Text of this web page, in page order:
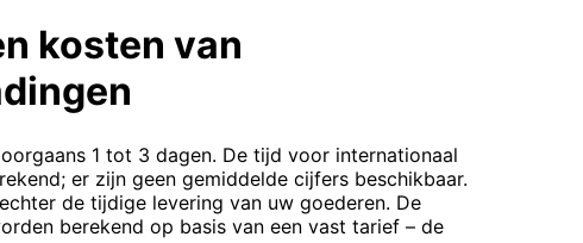
kosten van
1 tot 3 dagen. De tijd voor internationaal
er zijn geen gemiddelde cijfers beschikbaar.
de tijdige levering van uw goederen. De
berekend op basis van een vast tarief – de